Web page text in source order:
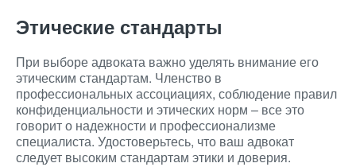
Этические стандарты
При выборе адвоката важно уделять внимание его
этическим стандартам. Членство в
профессиональных ассоциациях, соблюдение правил
конфиденциальности и этических норм – все это
говорит о надежности и профессионализме
специалиста. Удостоверьтесь, что ваш адвокат
следует высоким стандартам этики и доверия.